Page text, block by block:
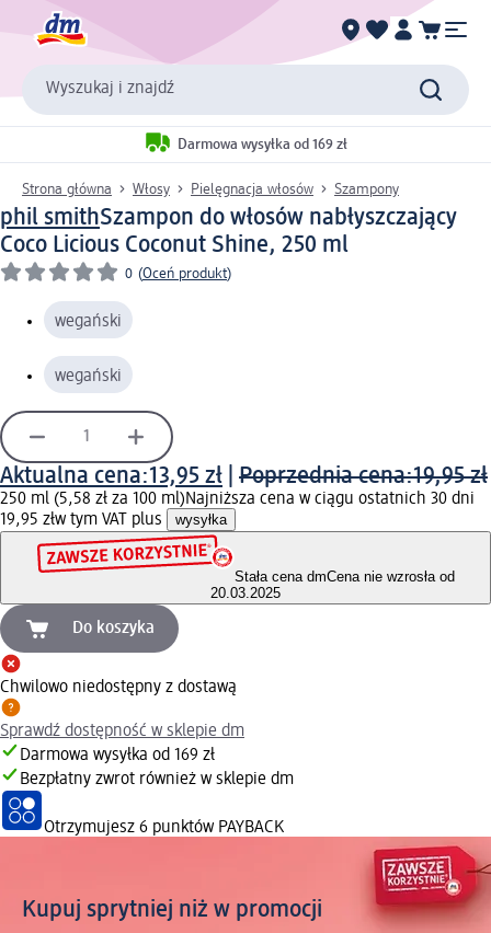
Wyszukaj i znajdź
Darmowa wysyłka od 169 zł
Strona główna Włosy Pielęgnacja włosów Szampony
phil smithSzampon do włosów nabłyszczający
Coco Licious Coconut Shine, 250 ml
0 (Oceń produkt)
wegański
wegański
Aktualna cena:13,95 zł Poprzednia cena:19,95 zł
250 ml (5,58 zł za 100 ml)Najniższa cena w ciągu ostatnich 30 dni
19,95 złw tym VAT plus wysyłka
Stała cena dmCena nie wzrosła od
20.03.2025
Do koszyka
Chwilowo niedostępny z dostawą
Sprawdź dostępność w sklepie dm
Darmowa wysyłka od 169 zł
Bezpłatny zwrot również w sklepie dm
Otrzymujesz 6 punktów PAYBACK
Kupuj sprytniej niż w promocji